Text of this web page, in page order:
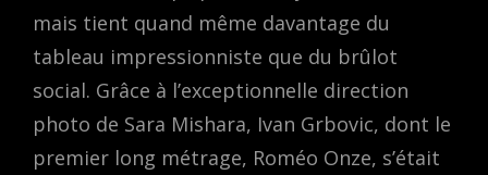
mais tient quand même davantage du
tableau impressionniste que du brûlot
social. Grâce à l’exceptionnelle direction
photo de Sara Mishara, Ivan Grbovic, dont le
premier long métrage, Roméo Onze, s’était